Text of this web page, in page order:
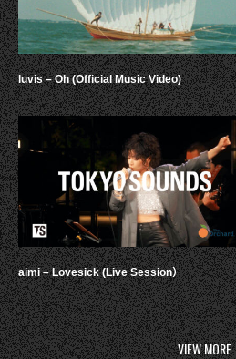
luvis – Oh (Official Music Video)
aimi – Lovesick (Live Session）
VIEW MORE